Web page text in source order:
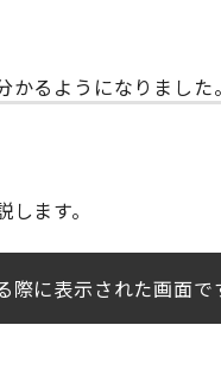
るようになりました。
ます。
に表示された画面で